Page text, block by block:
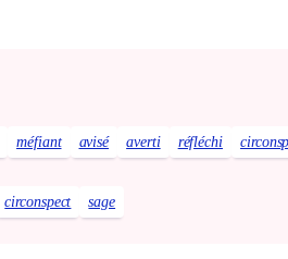
méfiant avisé averti réfléchi
circonspect sage